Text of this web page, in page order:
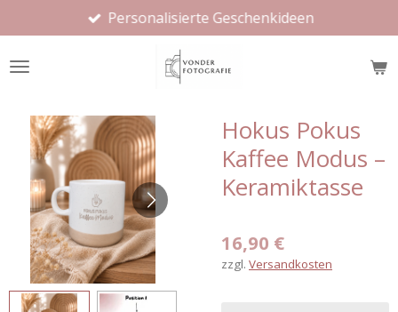
Hauptinhalt
springen
Personalisierte Geschenkideen
Hokus Pokus
Kaffee Modus –
Keramiktasse
16,90 €
zzgl. Versandkosten